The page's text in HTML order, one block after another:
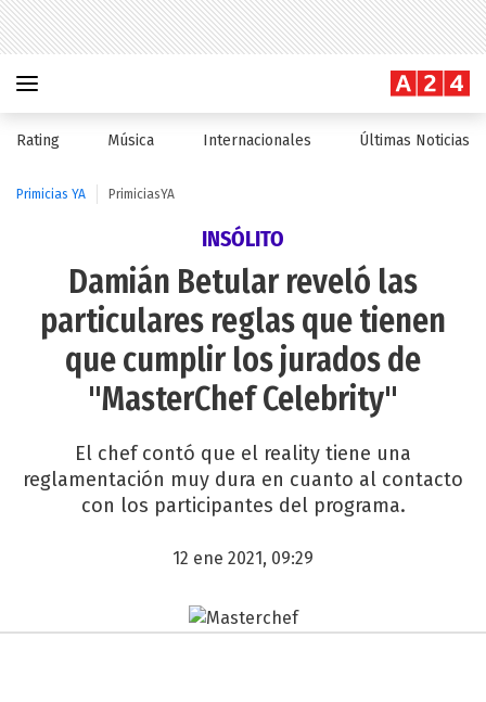
Rating Música Internacionales Últimas Noticias
Primicias YA PrimiciasYA
INSÓLITO
Damián Betular reveló las
particulares reglas que tienen
que cumplir los jurados de
"MasterChef Celebrity"
El chef contó que el reality tiene una
reglamentación muy dura en cuanto al contacto
con los participantes del programa.
12 ene 2021, 09:29